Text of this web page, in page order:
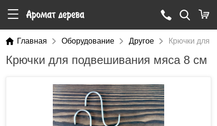
Главная Оборудование Другое Крючки для
Крючки для подвешивания мяса 8 см